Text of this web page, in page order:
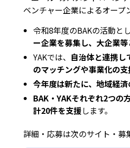
ベンチャー企業によるオープ
令和8年度のBAKの活動とし
ー企業を募集し、大企業
YAKでは、 自治体と連携し
のマッチングや事業化の支
今年度は新たに、地域経
BAK・YAKそれぞれ2つの
計20件を支援します。
詳細・応募は次のサイト・募